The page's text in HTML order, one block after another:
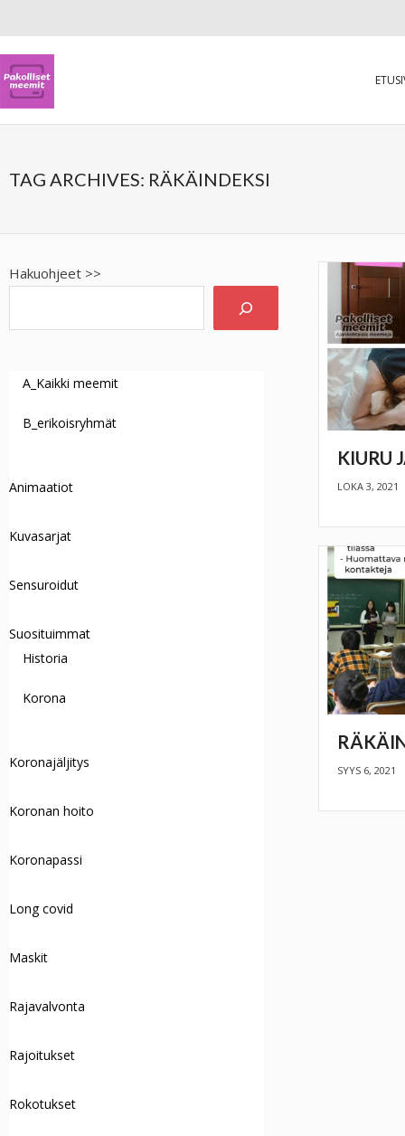
TAG ARCHIVES: RÄKÄINDEKSI
KIURU
LOKA 3, 2021
SYYS 6, 2021
Hakuohjeet >>
A_Kaikki meemit
B_erikoisryhmät
Animaatiot
Kuvasarjat
Sensuroidut
Suosituimmat
Historia
Korona
Koronajäljitys
Koronan hoito
Koronapassi
Long covid
Maskit
Rajavalvonta
Rajoitukset
Rokotukset